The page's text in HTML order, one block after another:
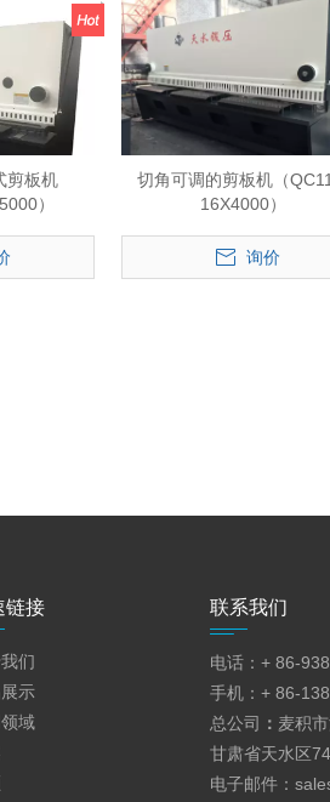
剪板机
）
切角可调的剪板机（
16X4000）
询价
链接
们
示
域
联系我们
电话：+ 86-
手机：+ 86-
总公司 ： 麦积
甘肃省天水区
电子邮件：